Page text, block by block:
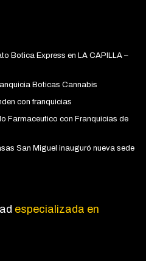
Botica Express en LA CAPILLA –
Boticas Cannabis
con franquicias
Farmaceutico con Franquicias de
San Miguel inauguró nueva sede
especializada en